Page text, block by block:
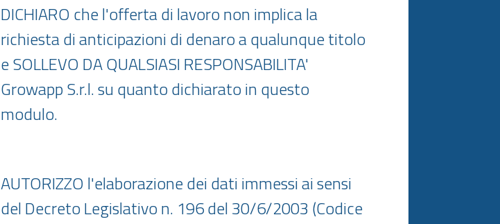
DICHIARO che l'offerta di lavoro non implica la
richiesta di anticipazioni di denaro a qualunque titolo
e SOLLEVO DA QUALSIASI RESPONSABILITA'
Growapp S.r.l. su quanto dichiarato in questo
modulo.
AUTORIZZO l'elaborazione dei dati immessi ai sensi
del Decreto Legislativo n. 196 del 30/6/2003 (Codice